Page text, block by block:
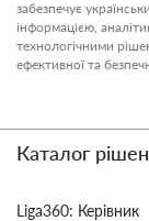
забезпечує
інформацією,
технологічними
ефективної та
Каталог
Liga360: Керівник